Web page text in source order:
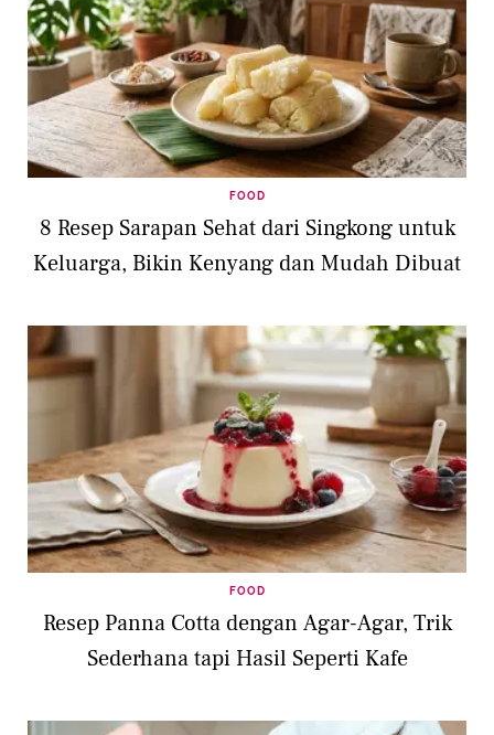
FOOD
8 Resep Sarapan Sehat dari Singkong untuk
Keluarga, Bikin Kenyang dan Mudah Dibuat
FOOD
Resep Panna Cotta dengan Agar-Agar, Trik
Sederhana tapi Hasil Seperti Kafe